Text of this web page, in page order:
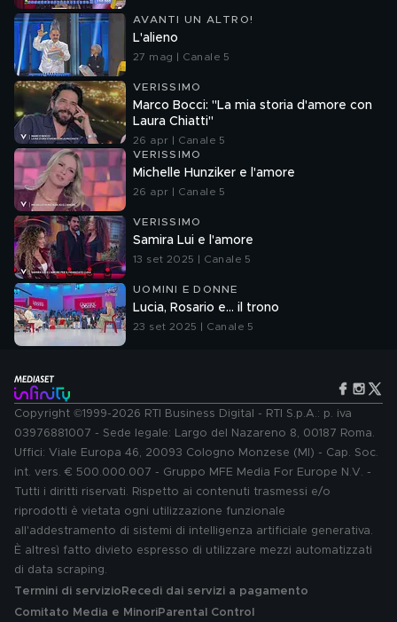
AVANTI UN ALTRO!
L'alieno
27 mag | Canale 5
VERISSIMO
Marco Bocci: "La mia storia d'amore con
Laura Chiatti"
26 apr | Canale 5
VERISSIMO
Michelle Hunziker e l'amore
26 apr | Canale 5
VERISSIMO
Samira Lui e l'amore
13 set 2025 | Canale 5
UOMINI E DONNE
Lucia, Rosario e... il trono
23 set 2025 | Canale 5
Copyright ©1999-2026 RTI Business Digital - RTI S.p.A.: p. iva
03976881007 - Sede legale: Largo del Nazareno 8, 00187 Roma.
Uffici: Viale Europa 46, 20093 Cologno Monzese (MI) - Cap. Soc.
int. vers. € 500.000.007 - Gruppo MFE Media For Europe N.V. -
Tutti i diritti riservati. Rispetto ai contenuti trasmessi e/o
riprodotti è vietata ogni utilizzazione funzionale
all'addestramento di sistemi di intelligenza artificiale generativa.
È altresì fatto divieto espresso di utilizzare mezzi automatizzati
di data scraping.
Termini di servizio Recedi dai servizi a pagamento
Comitato Media e MinoriParental Control